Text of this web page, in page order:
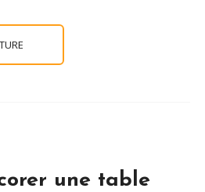
une table